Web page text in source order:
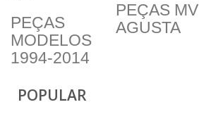
PEÇAS
MODELOS
1994-2014
PEÇAS MV
AGUSTA
POPULAR